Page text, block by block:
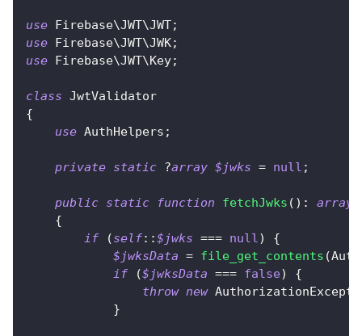
use Firebase\JWT\JWT;
use Firebase\JWT\JWK;
use Firebase\JWT\Key;
class JwtValidator
{
use AuthHelpers ;
private static ?array $jwks = null ;
public static function fetchJwks ( ) :
array
{
if
(self::$jwks === null )
{
$jwksData = file_get_contents (
if
($jwksData === false)
{
throw new
}